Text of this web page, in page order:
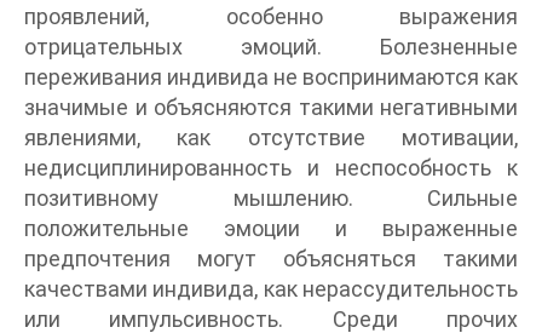
проявлений, особенно выражения
отрицательных эмоций. Болезненные
переживания индивида не воспринимаются как
значимые и объясняются такими негативными
явлениями, как отсутствие мотивации,
недисциплинированность и неспособность к
позитивному мышлению. Сильные
положительные эмоции и выраженные
предпочтения могут объясняться такими
качествами индивида, как нерассудительность
или импульсивность. Среди прочих